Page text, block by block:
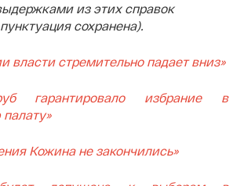
из этих справок
сохранена).
власти стремительно падает вниз»
гарантировало избрание в
Кожина не закончились»